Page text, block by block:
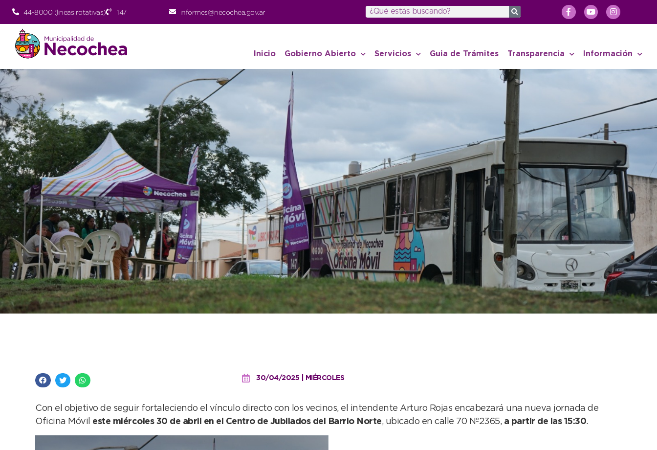
44-8000 (lineas rotativas) 147 informes@necochea.gov.ar
Inicio Gobierno Abierto Servicios Guia de Trámites Transparencia Información
30/04/2025 | MIÉRCOLES
Con el objetivo de seguir fortaleciendo el vínculo directo con los vecinos, el intendente Arturo Rojas encabezará una nueva jornada de
Oficina Móvil este miércoles 30 de abril en el Centro de Jubilados del Barrio Norte, ubicado en calle 70 Nº2365, a partir de las 15:30.